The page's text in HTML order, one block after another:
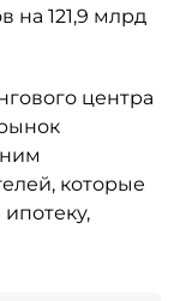
на 121,9 млрд
центра
которые